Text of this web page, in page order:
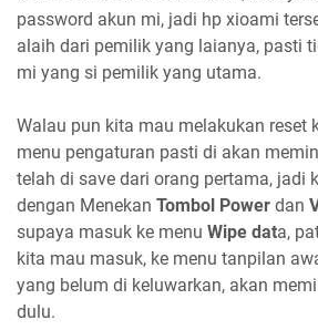
password akun mi, jadi hp xioami
alaih dari pemilik yang laianya, pasti
mi yang si pemilik yang utama.
Walau pun kita mau melakukan reset
menu pengaturan pasti di akan
telah di save dari orang pertama, jadi
dengan Menekan Tombol Power dan
supaya masuk ke menu Wipe data,
kita mau masuk, ke menu tanpilan
yang belum di keluwarkan, akan
dulu.